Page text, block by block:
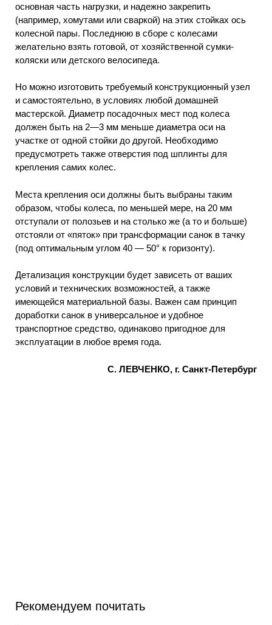
основная часть нагрузки, и надежно закрепить
(например, хомутами или сваркой) на этих стойках ось
колесной пары. Последнюю в сборе с колесами
желательно взять готовой, от хозяйственной сумки-
коляски или детского велосипеда.
Но можно изготовить требуемый конструкционный узел
и самостоятельно, в условиях любой домашней
мастерской. Диаметр посадочных мест под колеса
должен быть на 2—3 мм меньше диаметра оси на
участке от одной стойки до другой. Необходимо
предусмотреть также отверстия под шплинты для
крепления самих колес.
Места крепления оси должны быть выбраны таким
образом, чтобы колеса, по меньшей мере, на 20 мм
отступали от полозьев и на столько же (а то и больше)
отстояли от «пяток» при трансформации санок в тачку
(под оптимальным углом 40 — 50° к горизонту).
Детализация конструкции будет зависеть от ваших
условий и технических возможностей, а также
имеющейся материальной базы. Важен сам принцип
доработки санок в универсальное и удобное
транспортное средство, одинаково пригодное для
эксплуатации в любое время года.
С. ЛЕВЧЕНКО, г. Санкт-Петербург
Рекомендуем почитать